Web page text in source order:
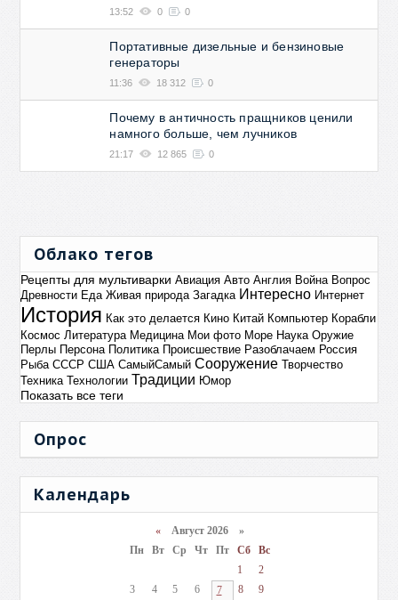
13:52 0 0
Портативные дизельные и бензиновые
генераторы
11:36 18 312 0
Почему в античность пращников ценили
намного больше, чем лучников
21:17 12 865 0
Облако тегов
Рецепты для мультиварки Авиация Авто Англия Война Вопрос
Древности Еда Живая природа Загадка Интересно Интернет
История Как это делается Кино Китай Компьютер Корабли
Космос Литература Медицина Мои фото Море Наука Оружие
Перлы Персона Политика Происшествие Разоблачаем Россия
Рыба СССР США СамыйСамый Сооружение Творчество
Техника Технологии Традиции Юмор
Показать все теги
Опрос
Календарь
«Август 2026 »
Пн
Вт Ср Чт Пт Сб
Вс
1
2
3
4 5 6 7 8 9